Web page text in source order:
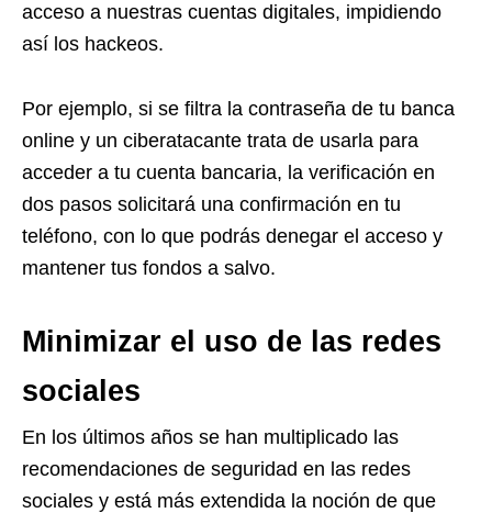
acceso a nuestras cuentas digitales, impidiendo
así los hackeos.
Por ejemplo, si se filtra la contraseña de tu banca
online y un ciberatacante trata de usarla para
acceder a tu cuenta bancaria, la verificación en
dos pasos solicitará una confirmación en tu
teléfono, con lo que podrás denegar el acceso y
mantener tus fondos a salvo.
Minimizar el uso de las redes
sociales
En los últimos años se han multiplicado las
recomendaciones de seguridad en las redes
sociales y está más extendida la noción de que